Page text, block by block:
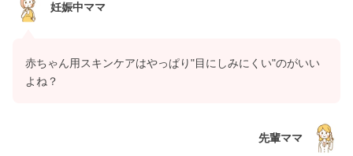
妊娠中ママ
赤ちゃん用スキンケアはやっぱり"目にしみにくい"のがいい
よね？
先輩ママ